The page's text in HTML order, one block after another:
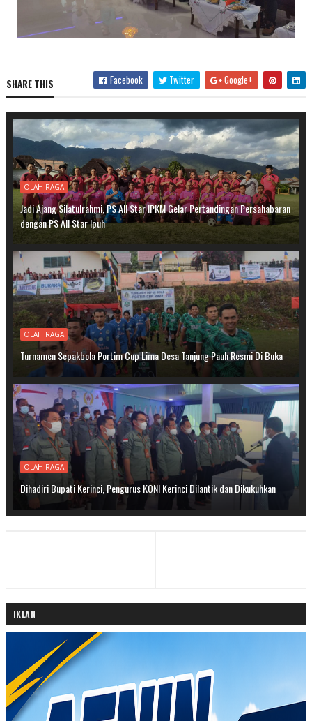
SHARE THIS Facebook Twitter Google+
OLAH RAGA
Jadi Ajang Silatulrahmi, PS All Star IPKM Gelar Pertandingan Persahabaran
dengan PS All Star Ipuh
OLAH RAGA
Turnamen Sepakbola Portim Cup Lima Desa Tanjung Pauh Resmi Di Buka
OLAH RAGA
Dihadiri Bupati Kerinci, Pengurus KONI Kerinci Dilantik dan Dikukuhkan
IKLAN